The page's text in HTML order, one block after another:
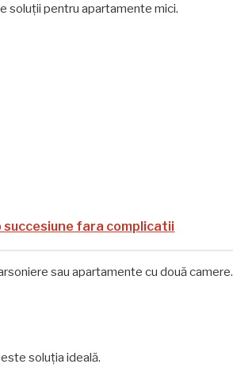
soluții pentru apartamente mici.
succesiune fara complicatii
sau apartamente cu două camere.
soluția ideală.